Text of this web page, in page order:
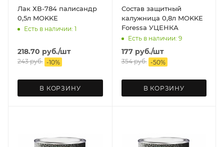
Лак ХВ-784 палисандр
0,5л MOKKE
Есть в наличии: 1
218.70 руб./шт
243руб. -10%
В КОРЗИНУ
Состав защитный
калужница 0,8л MOKKE
Foressa УЦЕНКА
Есть в наличии: 9
177руб./шт
354руб. -50%
В КОРЗИНУ